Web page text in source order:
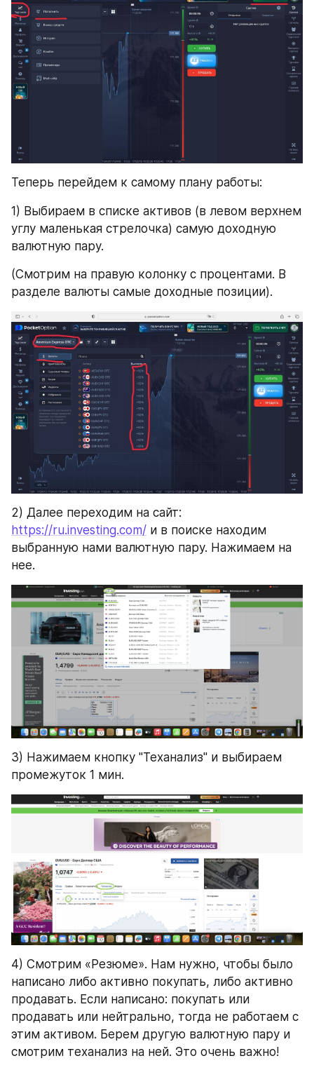
Теперь перейдем к самому плану работы:
1) Выбираем в списке активов (в левом верхнем
углу маленькая стрелочка) самую доходную
валютную пару.
(Смотрим на правую колонку с процентами. В
разделе валюты самые доходные позиции).
https://ru.investing.com/ и в поиске находим
выбранную нами валютную пару. Нажимаем на
нее.
3) Нажимаем кнопку "Теханализ" и выбираем
промежуток 1 мин.
4) Смотрим «Резюме». Нам нужно, чтобы было
написано либо активно покупать, либо активно
продавать. Если написано: покупать или
продавать или нейтрально, тогда не работаем с
этим активом. Берем другую валютную пару и
смотрим теханализ на ней. Это очень важно!